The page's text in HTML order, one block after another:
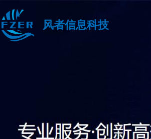
风者信息科技